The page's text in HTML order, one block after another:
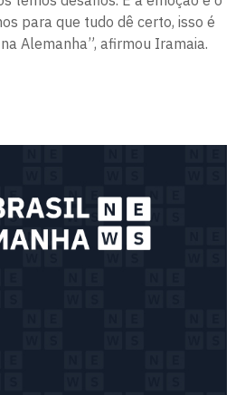
para que tudo dê certo, isso é
Alemanha”, afirmou Iramaia.